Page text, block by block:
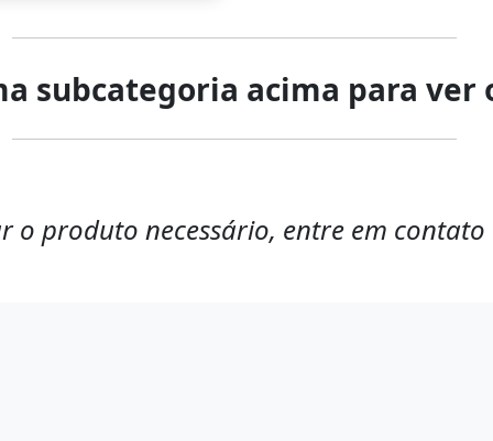
subcategoria acima para ver
o produto necessário, entre em